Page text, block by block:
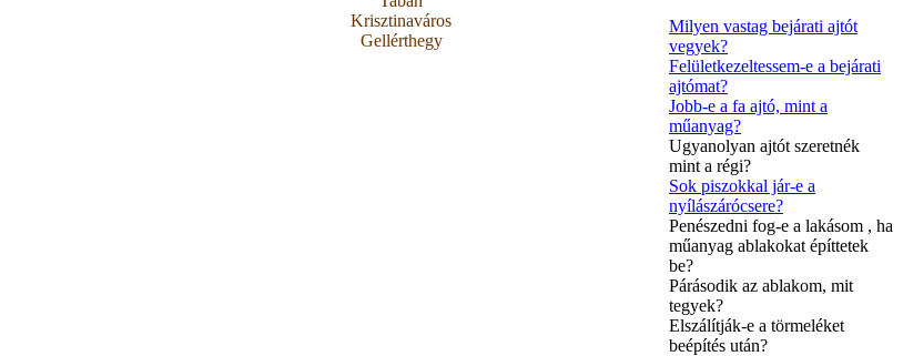
Krisztinaváros
Gellérthegy
Milyen vastag bejárati ajtót
vegyek?
Felületkezeltessem-e a bejárati
ajtómat?
Jobb-e a fa ajtó, mint a
műanyag?
Ugyanolyan ajtót szeretnék
mint a régi?
Sok piszokkal jár-e a
nyílászárócsere?
Penészedni fog-e a lakásom , ha
műanyag ablakokat építtetek
be?
Párásodik az ablakom, mit
tegyek?
Elszálítják-e a törmeléket
beépítés után?